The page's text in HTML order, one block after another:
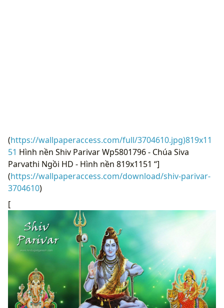
(https://wallpaperaccess.com/full/3704610.jpg)819x11
51 Hình nền Shiv Parivar Wp5801796 - Chúa Siva
Parvathi Ngồi HD - Hình nền 819x1151 “]
(https://wallpaperaccess.com/download/shiv-parivar-
3704610)
[